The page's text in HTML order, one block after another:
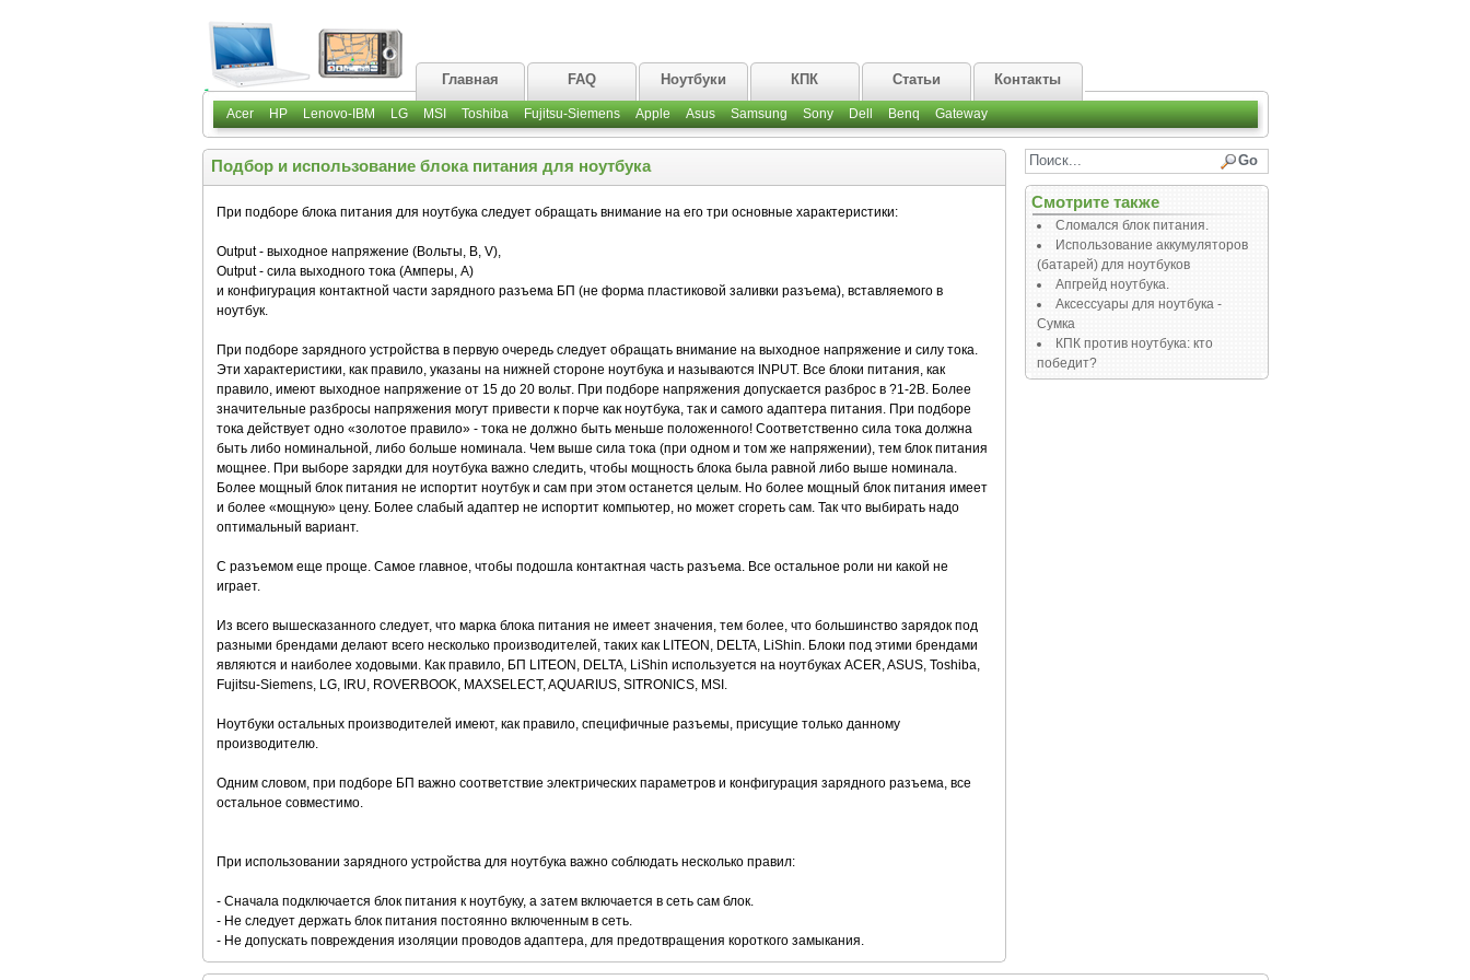
Главная FAQ Ноутбуки КПК Статьи Контакты
Acer HP Lenovo-IBM LG MSI Toshiba Fujitsu-Siemens Apple Asus Samsung Sony Dell Benq Gateway
Подбор и использование блока питания для ноутбука
При подборе блока питания для ноутбука следует обращать внимание на его три основные характеристики:
Output - выходное напряжение (Вольты, В, V),
Output - сила выходного тока (Амперы, А)
и конфигурация контактной части зарядного разъема БП (не форма пластиковой заливки разъема), вставляемого в
ноутбук.
При подборе зарядного устройства в первую очередь следует обращать внимание на выходное напряжение и силу тока.
Эти характеристики, как правило, указаны на нижней стороне ноутбука и называются INPUT. Все блоки питания, как
правило, имеют выходное напряжение от 15 до 20 вольт. При подборе напряжения допускается разброс в ?1-2В. Более
значительные разбросы напряжения могут привести к порче как ноутбука, так и самого адаптера питания. При подборе
тока действует одно «золотое правило» - тока не должно быть меньше положенного! Соответственно сила тока должна
быть либо номинальной, либо больше номинала. Чем выше сила тока (при одном и том же напряжении), тем блок питания
мощнее. При выборе зарядки для ноутбука важно следить, чтобы мощность блока была равной либо выше номинала.
Более мощный блок питания не испортит ноутбук и сам при этом останется целым. Но более мощный блок питания имеет
и более «мощную» цену. Более слабый адаптер не испортит компьютер, но может сгореть сам. Так что выбирать надо
оптимальный вариант.
С разъемом еще проще. Самое главное, чтобы подошла контактная часть разъема. Все остальное роли ни какой не
играет.
Из всего вышесказанного следует, что марка блока питания не имеет значения, тем более, что большинство зарядок под
разными брендами делают всего несколько производителей, таких как LITEON, DELTA, LiShin. Блоки под этими брендами
являются и наиболее ходовыми. Как правило, БП LITEON, DELTA, LiShin используется на ноутбуках ACER, ASUS, Toshiba,
Fujitsu-Siemens, LG, IRU, ROVERBOOK, MAXSELECT, AQUARIUS, SITRONICS, MSI.
Ноутбуки остальных производителей имеют, как правило, специфичные разъемы, присущие только данному
производителю.
Одним словом, при подборе БП важно соответствие электрических параметров и конфигурация зарядного разъема, все
остальное совместимо.
При использовании зарядного устройства для ноутбука важно соблюдать несколько правил:
- Сначала подключается блок питания к ноутбуку, а затем включается в сеть сам блок.
- Не следует держать блок питания постоянно включенным в сеть.
- Не допускать повреждения изоляции проводов адаптера, для предотвращения короткого замыкания.
Смотрите также
Сломался блок питания.
Использование аккумуляторов
(батарей) для ноутбуков
Апгрейд ноутбука.
Аксессуары для ноутбука -
Сумка
КПК против ноутбука: кто
победит?